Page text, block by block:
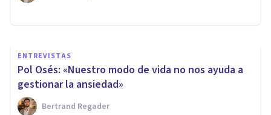
ENTREVISTAS
Pol Osés: «Nuestro modo de vida no nos ayuda a
gestionar la ansiedad»
Bertrand Regader